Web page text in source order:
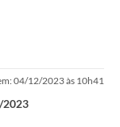
04/12/2023 às 10h41
2023